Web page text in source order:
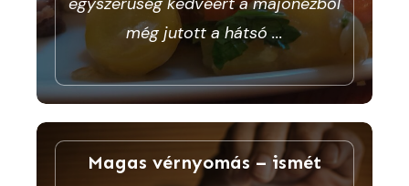
még jutott a hátsó...
Magas vérnyomás – ismét